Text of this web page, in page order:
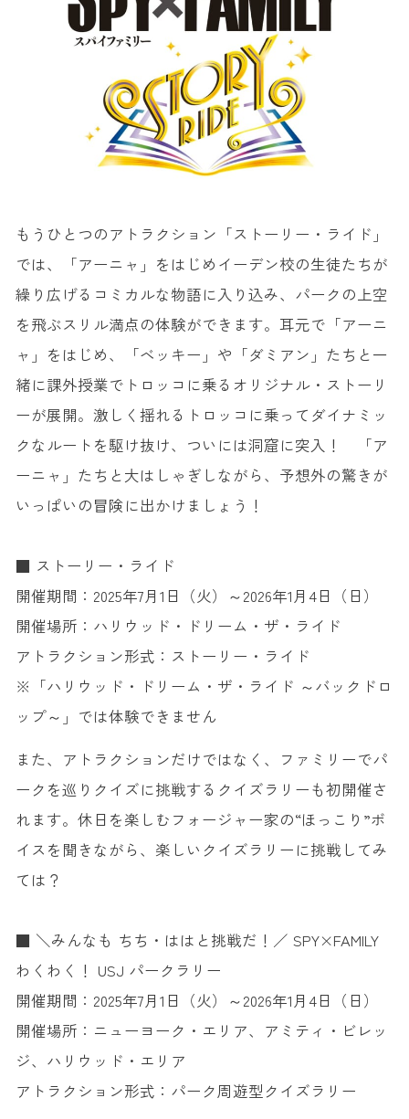
もうひとつのアトラクション「ストーリー・ライド」
では、「アーニャ」をはじめイーデン校の生徒たちが
繰り広げるコミカルな物語に入り込み、パークの上空
を飛ぶスリル満点の体験ができます。耳元で「アーニ
ャ」をはじめ、「ベッキー」や「ダミアン」たちと一
緒に課外授業でトロッコに乗るオリジナル・ストーリ
ーが展開。激しく揺れるトロッコに乗ってダイナミッ
クなルートを駆け抜け、ついには洞窟に突入！ 「ア
ーニャ」たちと大はしゃぎしながら、予想外の驚きが
いっぱいの冒険に出かけましょう！
■ ストーリー・ライド
開催期間：2025年7月1日（火）～2026年1月4日（日）
開催場所：ハリウッド・ドリーム・ザ・ライド
アトラクション形式：ストーリー・ライド
※「ハリウッド・ドリーム・ザ・ライド ～バックドロ
ップ～」では体験できません
また、アトラクションだけではなく、ファミリーでパ
ークを巡りクイズに挑戦するクイズラリーも初開催さ
れます。休日を楽しむフォージャー家の“ほっこり”ボ
イスを聞きながら、楽しいクイズラリーに挑戦してみ
ては？
■ ＼みんなも ちち・ははと挑戦だ！／ SPY×FAMILY
わくわく！ USJ パークラリー
開催期間：2025年7月1日（火）～2026年1月4日（日）
開催場所：ニューヨーク・エリア、アミティ・ビレッ
ジ、ハリウッド・エリア
アトラクション形式：パーク周遊型クイズラリー